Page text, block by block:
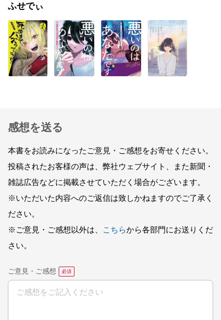
ふせでぃ
感想を送る
本書をお読みになったご意見・ご感想をお寄せください。
投稿されたお客様の声は、弊社ウェブサイト、また新聞・
雑誌広告などに掲載させていただく場合がございます。
※いただいた内容へのご返信は致しかねますのでご了承く
ださい。
※ご意見・ご感想以外は、
こちらから各部門にお送りくだ
さい。
ご意見・ご感想